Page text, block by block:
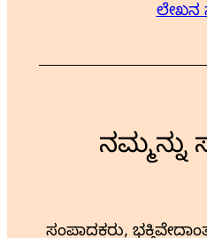
ಲೇಖನ
ನಮ್ಮನ್ನು
ಸಂಪಾದಕರು,